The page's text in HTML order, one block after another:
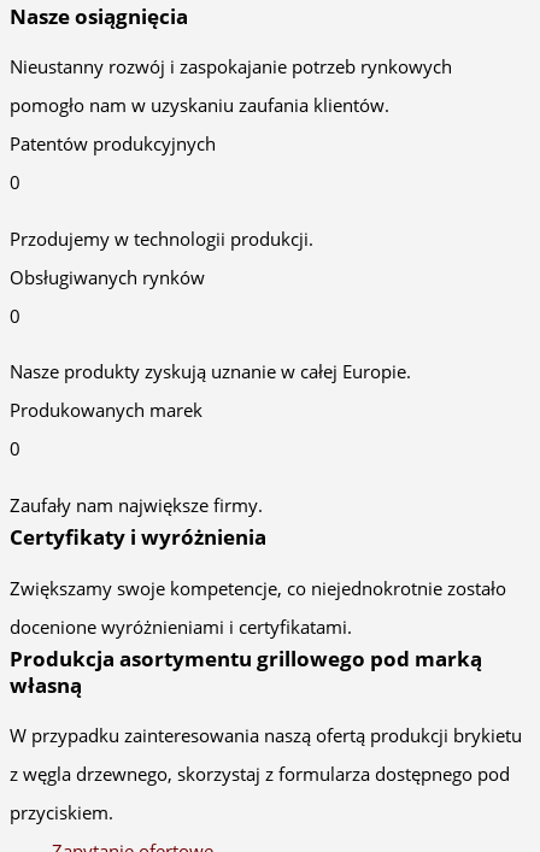
Nasze osiągnięcia
Nieustanny rozwój i zaspokajanie potrzeb rynkowych
pomogło nam w uzyskaniu zaufania klientów.
Patentów produkcyjnych
0
Przodujemy w technologii produkcji.
Obsługiwanych rynków
0
Nasze produkty zyskują uznanie w całej Europie.
Produkowanych marek
0
Zaufały nam największe firmy.
Certyfikaty i wyróżnienia
Zwiększamy swoje kompetencje, co niejednokrotnie zostało
docenione wyróżnieniami i certyfikatami.
Produkcja asortymentu grillowego pod marką
własną
W przypadku zainteresowania naszą ofertą produkcji brykietu
z węgla drzewnego, skorzystaj z formularza dostępnego pod
przyciskiem.